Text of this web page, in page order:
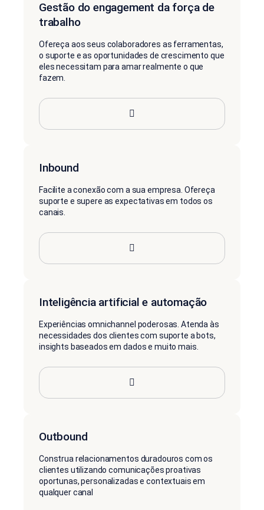
Gestão do engagement da força de
trabalho
Ofereça aos seus colaboradores as ferramentas,
o suporte e as oportunidades de crescimento que
eles necessitam para amar realmente o que
fazem.
Inbound
Facilite a conexão com a sua empresa. Ofereça
suporte e supere as expectativas em todos os
canais.
Inteligência artificial e automação
Experiências omnichannel poderosas. Atenda às
necessidades dos clientes com suporte a bots,
insights baseados em dados e muito mais.
Outbound
Construa relacionamentos duradouros com os
clientes utilizando comunicações proativas
oportunas, personalizadas e contextuais em
qualquer canal